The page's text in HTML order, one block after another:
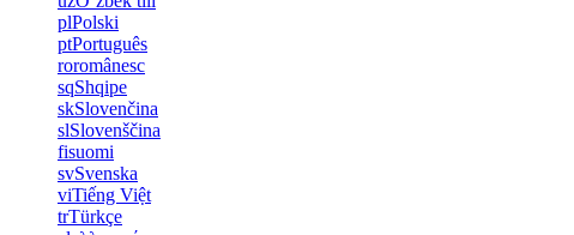
plPolski
ptPortuguês
roromânesc
sqShqipe
skSlovenčina
slSlovenščina
fisuomi
svSvenska
viTiếng Việt
trTürkçe